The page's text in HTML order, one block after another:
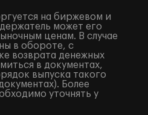
на биржевом и
может его
ценам. В случае
в обороте, с
возврата денежных
в документах,
выпуска такого
Более
уточнять у